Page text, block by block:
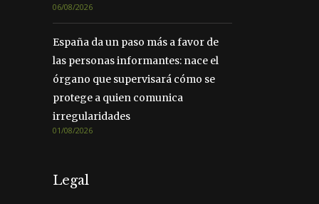
06/08/2026
España da un paso más a favor de
las personas informantes: nace el
órgano que supervisará cómo se
protege a quien comunica
irregularidades
01/08/2026
Legal